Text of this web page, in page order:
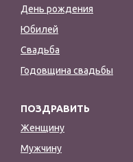
День рождения
Юбилей
Свадьба
Годовщина свадьбы
ПОЗДРАВИТЬ
Женщину
Мужчину